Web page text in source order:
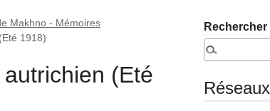
Makhno - Mémoires
1918)
(Eté
Rechercher